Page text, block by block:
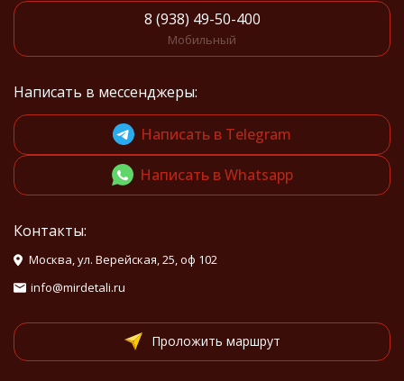
8 (938) 49-50-400
Мобильный
Написать в мессенджеры:
Написать в Telegram
Написать в Whatsapp
Контакты:
Москва, ул. Верейская, 25, оф 102
info@mirdetali.ru
Проложить маршрут